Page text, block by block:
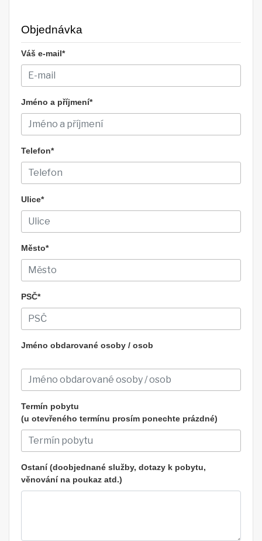
Objednávka
Váš e-mail*
Jméno a příjmení*
Telefon*
Ulice*
Město*
PSČ*
Jméno obdarované osoby / osob
Termín pobytu
(u otevřeného termínu prosím ponechte prázdné)
Ostaní (doobjednané služby, dotazy k pobytu,
věnování na poukaz atd.)